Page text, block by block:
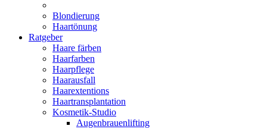
Blondierung
Haartönung
Ratgeber
Haare färben
Haarfarben
Haarpflege
Haarausfall
Haarextentions
Haartransplantation
Kosmetik-Studio
Augenbrauenlifting